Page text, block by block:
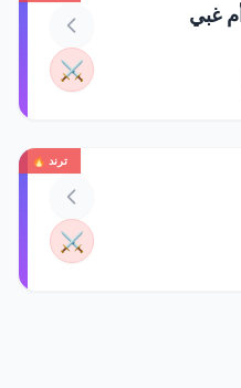
غبي
⚔️
ترند 🔥
⚔️